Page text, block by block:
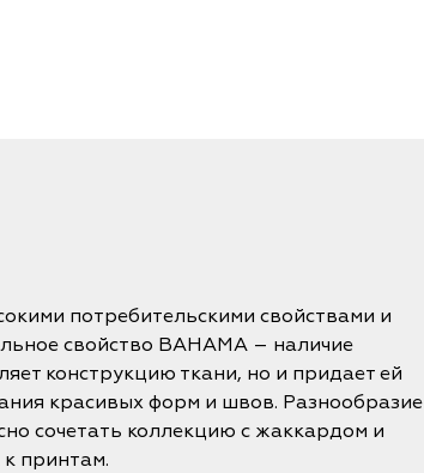
потребительскими свойствами и
свойство BAHAMA – наличие
конструкцию ткани, но и придает ей
красивых форм и швов. Разнообразие
сочетать коллекцию с жаккардом и
принтам.